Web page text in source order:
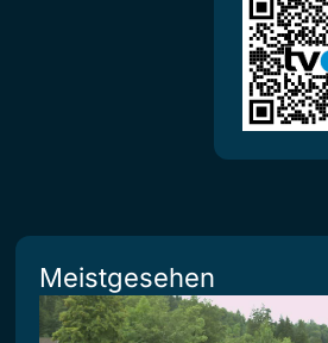
Meistgesehen